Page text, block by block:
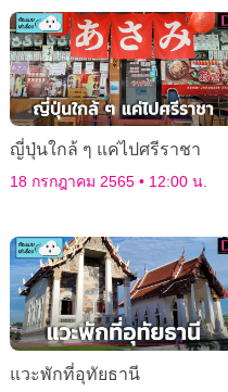
ญี่ปุ่นใกล้ ๆ แค่ไปศรีราชา
18 กรกฎาคม 2565 12:00 น.
แวะพักที่อุทัยธานี